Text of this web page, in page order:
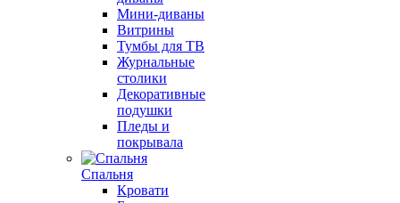
Мини-диваны
Витрины
Тумбы для ТВ
Журнальные
столики
Декоративные
подушки
Пледы и
покрывала
Спальня
Кровати